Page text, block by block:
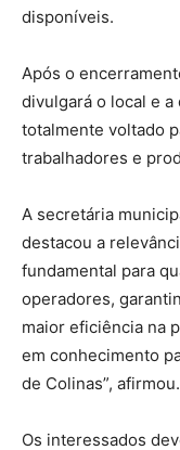
disponíveis.
Após o
divulgará o local e
totalmente voltado
trabalhadores e
A secretária
destacou a
fundamental para
operadores,
maior eficiência na
em conhecimento
de Colinas”, afirmou.
Os interessados